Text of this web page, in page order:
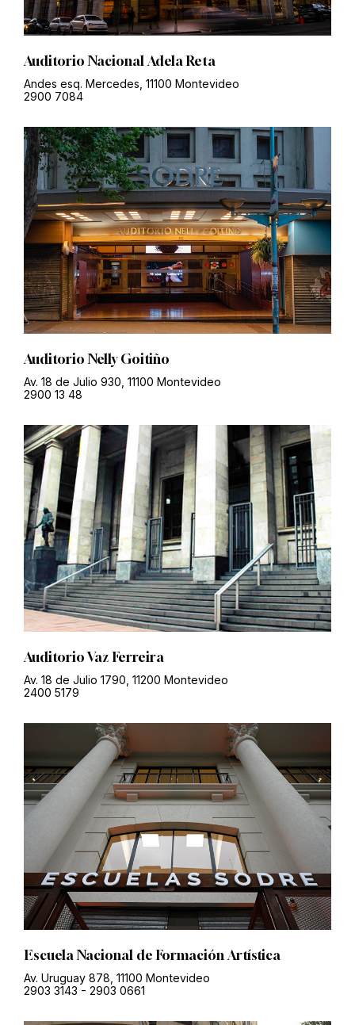
Auditorio Nacional Adela Reta
Andes esq. Mercedes, 11100 Montevideo
2900 7084
Auditorio Nelly Goitiño
Av. 18 de Julio 930, 11100 Montevideo
2900 13 48
Auditorio Vaz Ferreira
Av. 18 de Julio 1790, 11200 Montevideo
2400 5179
Escuela Nacional de Formación Artística
Av. Uruguay 878, 11100 Montevideo
2903 3143 - 2903 0661